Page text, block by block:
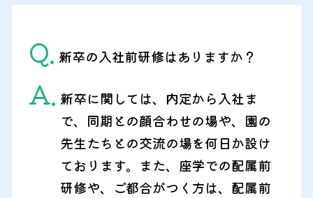
Q. 新卒の入社前研修はありますか？
A. 新卒に関しては、内定から入社ま
で、同期との顔合わせの場や、園の
先生たちとの交流の場を何日か設け
ております。また、座学での配属前
研修や、ご都合がつく方は、配属前